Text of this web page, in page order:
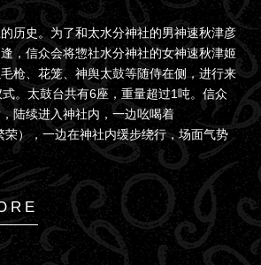
历史。为了和太水分神社的男神速秋津彦
，信众会将惣社水分神社的女神速秋津姬
枪、花笼、神舆太鼓等随侍在侧，进行来
。太鼓台共有6座，重量超过1吨。信众
陆续进入神社内，一边吆喝着
荣），一边在神社内缓步绕行，场面气势